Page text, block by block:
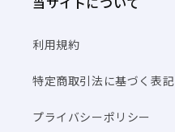
利用規約
特定商取引法に基づく表記
プライバシーポリシー